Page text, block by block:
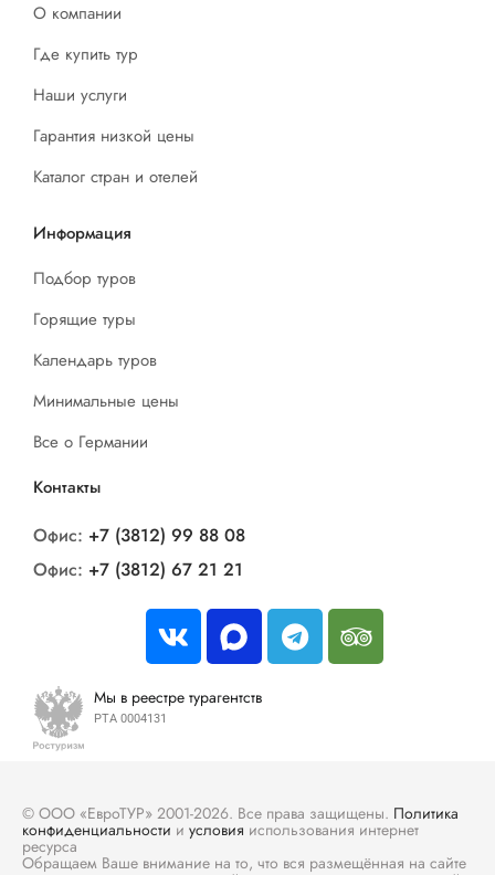
О компании
Где купить тур
Наши услуги
Гарантия низкой цены
Каталог стран и отелей
Информация
Подбор туров
Горящие туры
Календарь туров
Минимальные цены
Все о Германии
Контакты
Офис: +7 (3812) 99 88 08
Офис: +7 (3812) 67 21 21
Мы в реестре турагентств
РТА 0004131
© ООО «ЕвроТУР» 2001-2026. Все права защищены. Политика
конфиденциальности и условия использования интернет
ресурса
Обращаем Ваше внимание на то, что вся размещённая на сайте